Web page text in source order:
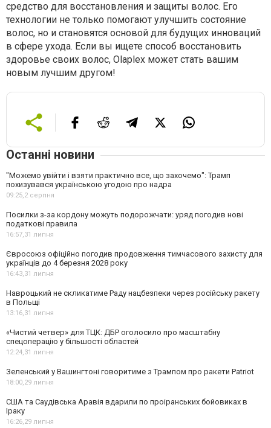
средство для восстановления и защиты волос. Его
технологии не только помогают улучшить состояние
волос, но и становятся основой для будущих инноваций
в сфере ухода. Если вы ищете способ восстановить
здоровье своих волос, Olaplex может стать вашим
новым лучшим другом!
Останні новини
"Можемо увійти і взяти практично все, що захочемо": Трамп
похизувався українською угодою про надра
09:25,2 серпня
Посилки з-за кордону можуть подорожчати: уряд погодив нові
податкові правила
16:57,31 липня
Євросоюз офіційно погодив продовження тимчасового захисту для
українців до 4 березня 2028 року
16:43,31 липня
Навроцький не скликатиме Раду нацбезпеки через російську ракету
в Польщі
13:16,31 липня
«Чистий четвер» для ТЦК: ДБР оголосило про масштабну
спецоперацію у більшості областей
12:24,31 липня
Зеленський у Вашингтоні говоритиме з Трампом про ракети Patriot
18:00,29 липня
США та Саудівська Аравія вдарили по проіранських бойовиках в
Іраку
16:26,29 липня